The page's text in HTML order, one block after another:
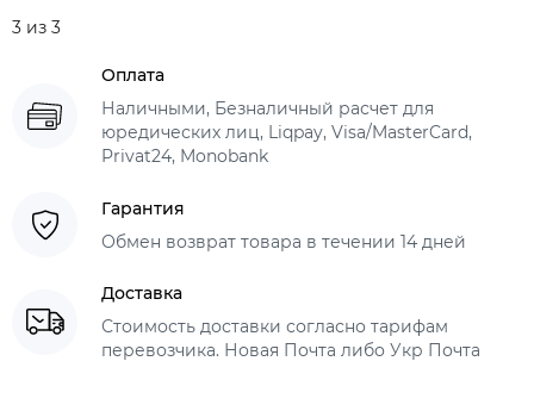
палитра - 10 л.,
Royal Talens
3 из 3
Оплата
Наличными, Безналичный расчет для
юредических лиц, Liqpay, Visa/MasterCard,
Privat24, Monobank
Гарантия
Обмен возврат товара в течении 14 дней
Доставка
Стоимость доставки согласно тарифам
перевозчика. Новая Почта либо Укр Почта